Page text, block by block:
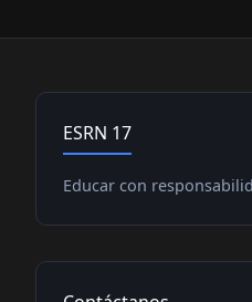
ESRN 17
Educar con